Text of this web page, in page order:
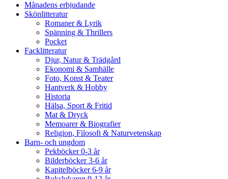
Månadens erbjudande
Skönlitteratur
Romaner & Lyrik
Spänning & Thrillers
Pocket
Facklitteratur
Djur, Natur & Trädgård
Ekonomi & Samhälle
Foto, Konst & Teater
Hantverk & Hobby
Historia
Hälsa, Sport & Fritid
Mat & Dryck
Memoarer & Biografier
Religion, Filosofi & Naturvetenskap
Barn- och ungdom
Pekböcker 0-3 år
Bilderböcker 3-6 år
Kapitelböcker 6-9 år